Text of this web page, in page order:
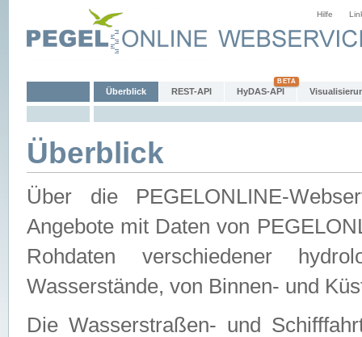
Hilfe
Überblick REST-API HyDAS-API
Überblick
Über die PEGELONLINE-
Angebote mit Daten von
Rohdaten verschiedener
Wasserstände, von Binnen- und
Die Wasserstraßen- und